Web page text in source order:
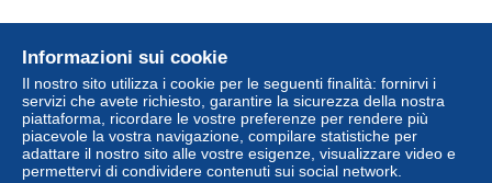
Nuovo
Informazioni sui cookie
Il nostro sito utilizza i cookie per le seguenti finalità: fornirvi i
servizi che avete richiesto, garantire la sicurezza della nostra
piattaforma, ricordare le vostre preferenze per rendere più
piacevole la vostra navigazione, compilare statistiche per
adattare il nostro sito alle vostre esigenze, visualizzare video e
permettervi di condividere contenuti sui social network.